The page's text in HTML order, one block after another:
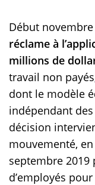
Début novembre
réclame à
millions de
travail non
dont le modèle
indépendant
décision
mouvementé,
septembre
d’employés